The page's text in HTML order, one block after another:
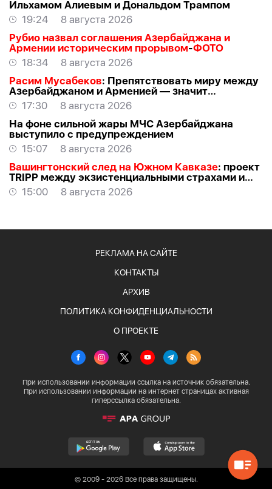
Ильхамом Алиевым и Дональдом Трампом
19:24
8 августа 2026
Рубио назвал соглашения Азербайджана и
Армении историческим прорывом-ФОТО
18:34
8 августа 2026
Расим Мусабеков: Препятствовать миру между
Азербайджаном и Арменией — значит
создавать проблемы самим себе -
17:30
8 августа 2026
На фоне сильной жары МЧС Азербайджана
выступило с предупреждением
15:07
8 августа 2026
Вашингтонский след на Южном Кавказе: проект
TRIPР между экзистенциальными страхами и
прагматичными интересами -
АЛЛАХВЕРАНОВ
15:00 8 августа 2026
РЕКЛАМА НА САЙТЕ
КОНТАКТЫ
АРХИВ
ПОЛИТИКА КОНФИДЕНЦИАЛЬНОСТИ
О ПРОЕКТЕ
При использовании информации ссылка на источник обязательна.
При использовании информации на интернет страницах активная
гиперссылка обязательна.
© 2009 - 2026 Все права защищены.